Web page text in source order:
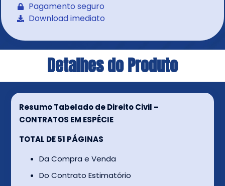
Pagamento seguro
Download imediato
Detalhes do Produto
Resumo Tabelado de Direito Civil –
CONTRATOS EM ESPÉCIE
TOTAL DE 51 PÁGINAS
Da Compra e Venda
Do Contrato Estimatório